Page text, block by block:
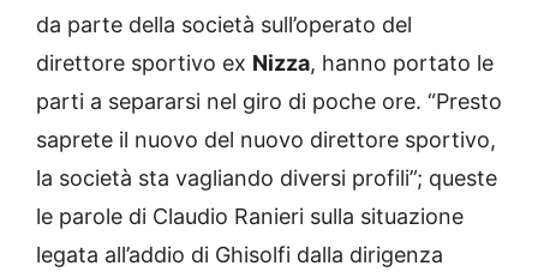
da parte della società sull’operato del
direttore sportivo ex Nizza, hanno portato le
parti a separarsi nel giro di poche ore. “Presto
saprete il nuovo del nuovo direttore sportivo,
la società sta vagliando diversi profili”; queste
le parole di Claudio Ranieri sulla situazione
legata all’addio di Ghisolfi dalla dirigenza